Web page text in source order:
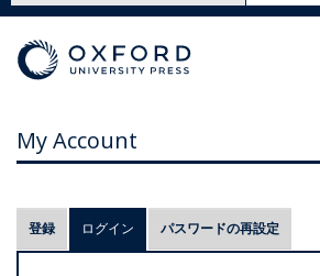
My Account
プ
ラ
登録 ログイン (アクティブなタブ)
パスワードの再設定